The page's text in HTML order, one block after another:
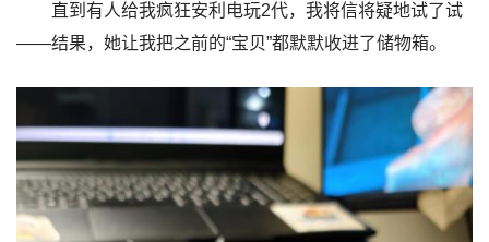
直到有人给我疯狂安利电玩2代，我将信将疑地试了试
——结果，她让我把之前的“宝贝”都默默收进了储物箱。